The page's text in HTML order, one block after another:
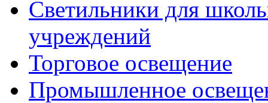
Светильники для
учреждений
Торговое освещение
Промышленное